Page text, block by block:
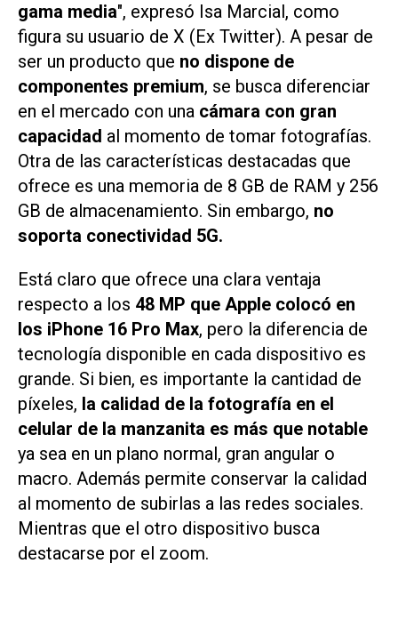
gama media", expresó Isa Marcial, como
figura su usuario de X (Ex Twitter). A pesar de
ser un producto que no dispone de
componentes premium, se busca diferenciar
en el mercado con una cámara con gran
capacidad al momento de tomar fotografías.
Otra de las características destacadas que
ofrece es una memoria de 8 GB de RAM y 256
GB de almacenamiento. Sin embargo, no
soporta conectividad 5G.
Está claro que ofrece una clara ventaja
respecto a los 48 MP que Apple colocó en
los iPhone 16 Pro Max, pero la diferencia de
tecnología disponible en cada dispositivo es
grande. Si bien, es importante la cantidad de
píxeles, la calidad de la fotografía en el
celular de la manzanita es más que notable
ya sea en un plano normal, gran angular o
macro. Además permite conservar la calidad
al momento de subirlas a las redes sociales.
Mientras que el otro dispositivo busca
destacarse por el zoom.